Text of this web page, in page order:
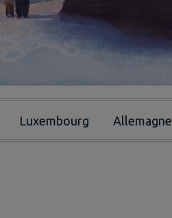
Luxembourg Allemagne